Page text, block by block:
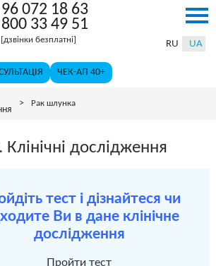
96
072
18
63
800
33
49
51
[дзвінки
безплатні]
ЧЕК-АП 40+
072 18 63
33 49 51
[дзвінки безплатні]
ЧЕК-АП 40+
RU UA
> Рак шлунка
дослідження
тест і дізнайтеся чи
Ви в дане клінічне
дослідження
Пройти тест